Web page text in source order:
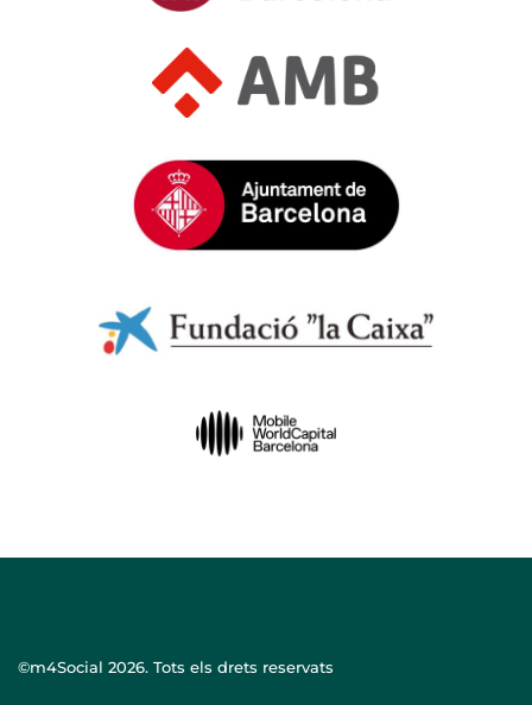
©m4Social 2026. Tots els drets reservats